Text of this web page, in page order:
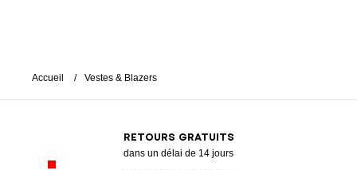
Accueil Vestes & Blazers
RETOURS GRATUITS
dans un délai de 14 jours